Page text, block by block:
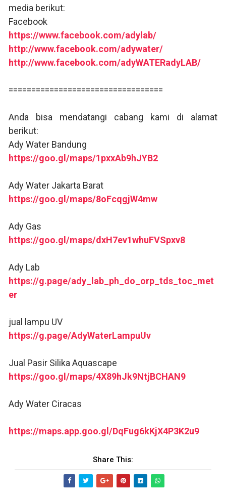
media berikut:
Facebook
https://www.facebook.com/adylab/
http://www.facebook.com/adywater/
http://www.facebook.com/adyWATERadyLAB/
==================================
Anda bisa mendatangi cabang kami di alamat
berikut:
Ady Water Bandung
https://goo.gl/maps/1pxxAb9hJYB2
Ady Water Jakarta Barat
https://goo.gl/maps/8oFcqgjW4mw
Ady Gas
https://goo.gl/maps/dxH7ev1whuFVSpxv8
Ady Lab
https://g.page/ady_lab_ph_do_orp_tds_toc_met
er
jual lampu UV
https://g.page/AdyWaterLampuUv
Jual Pasir Silika Aquascape
https://goo.gl/maps/4X89hJk9NtjBCHAN9
Ady Water Ciracas
https://maps.app.goo.gl/DqFug6kKjX4P3K2u9
Share This: